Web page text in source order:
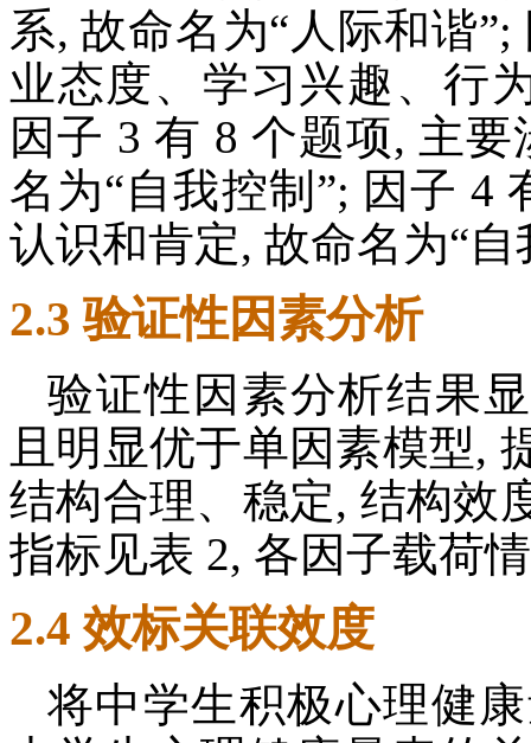
系, 故命名为“人际和谐
业态度、学习兴趣、行
因子 3 有 8 个题项, 主
名为“自我控制”; 因子 4
认识和肯定, 故命名为“自
2.3 验证性因素分析
验证性因素分析结果
且明显优于单因素模型,
结构合理、稳定, 结构效
指标见表 2, 各因子载荷
2.4 效标关联效度
将中学生积极心理健